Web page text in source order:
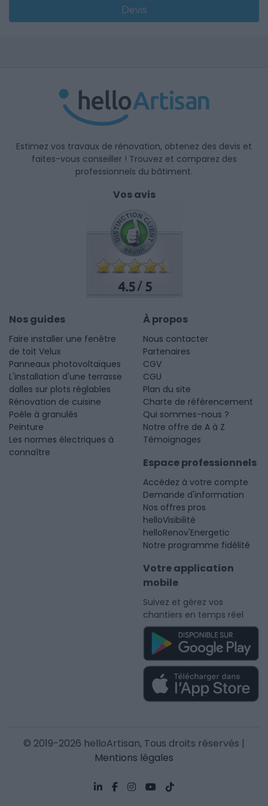
Devis
Estimez vos travaux de rénovation, obtenez des devis et
faites-vous conseiller ! Trouvez et comparez des
professionnels du bâtiment.
Vos avis
4.5 /5
Nos guides
Faire installer une fenêtre
de toit Velux
Panneaux photovoltaïques
L'installation d'une terrasse
dalles sur plots réglables
Rénovation de cuisine
Poêle à granulés
Peinture
Les normes électriques à
connaître
À propos
Nous contacter
Partenaires
CGV
CGU
Plan du site
Charte de référencement
Qui sommes-nous ?
Notre offre de A à Z
Témoignages
Espace professionnels
Accédez à votre compte
Demande d'information
Nos offres pros
helloVisibilité
helloRenov'Energetic
Notre programme fidélité
Votre application
mobile
Suivez et gérez vos
chantiers en temps réel
© 2019-2026 helloArtisan, Tous droits réservés |
Mentions légales